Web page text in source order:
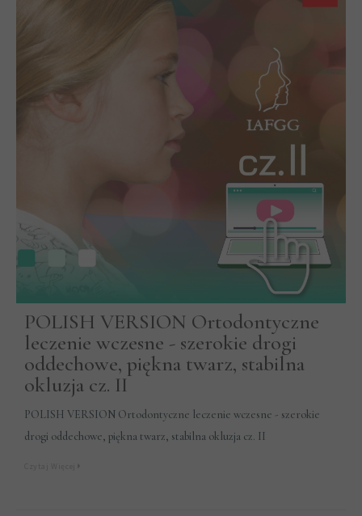
POLISH VERSION Ortodontyczne
leczenie wczesne - szerokie drogi
oddechowe, piękna twarz, stabilna
okluzja cz. II
POLISH VERSION Ortodontyczne leczenie wczesne - szerokie
drogi oddechowe, piękna twarz, stabilna okluzja cz. II